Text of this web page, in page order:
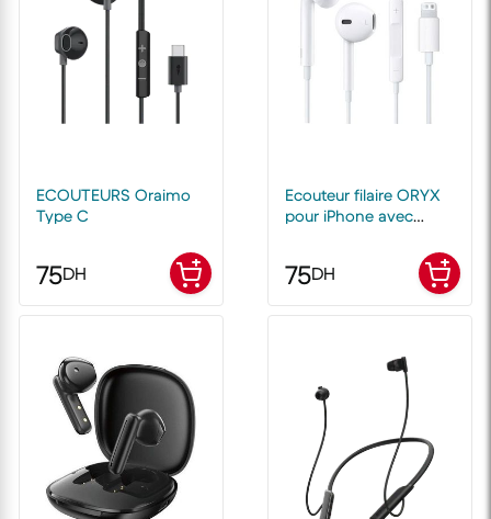
ECOUTEURS Oraimo
Type C
75DH
Ecouteur filaire ORYX
pour iPhone avec
75DH